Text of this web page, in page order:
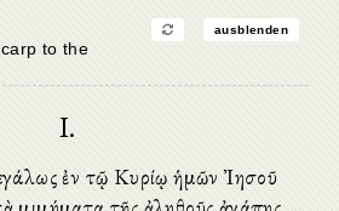
ausblenden
to the
I.
ἐν τῷ Κυρίῳ ἡμῶν Ἰησοῦ